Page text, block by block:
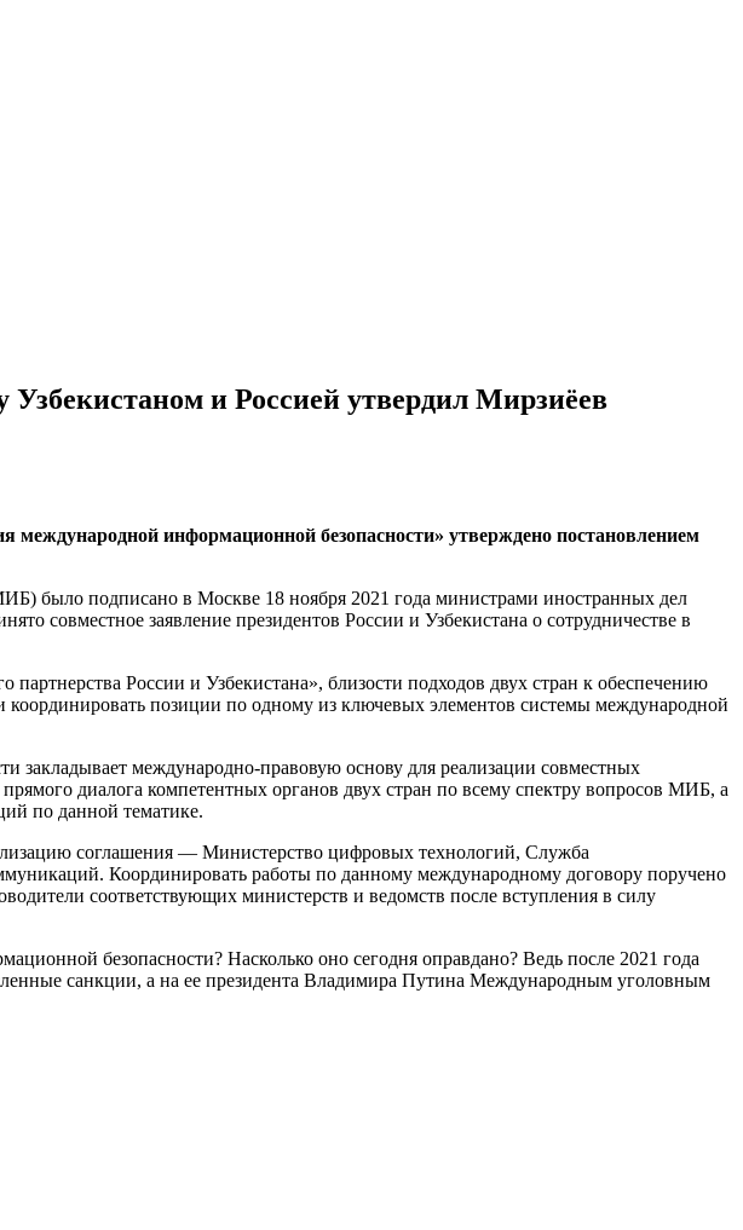
и Россией утвердил Мирзиёев
международной информационной безопасности» утверждено постановлением
было подписано в Москве 18 ноября 2021 года министрами иностранных дел
совместное заявление президентов России и Узбекистана о сотрудничестве в
партнерства России и Узбекистана», близости подходов двух стран к обеспечению
позиции по одному из ключевых элементов системы международной
закладывает международно-правовую основу для реализации совместных
диалога компетентных органов двух стран по всему спектру вопросов МИБ, а
по данной тематике.
соглашения — Министерство цифровых технологий, Служба
Координировать работы по данному международному договору поручено
соответствующих министерств и ведомств после вступления в силу
безопасности? Насколько оно сегодня оправдано? Ведь после 2021 года
санкции, а на ее президента Владимира Путина Международным уголовным